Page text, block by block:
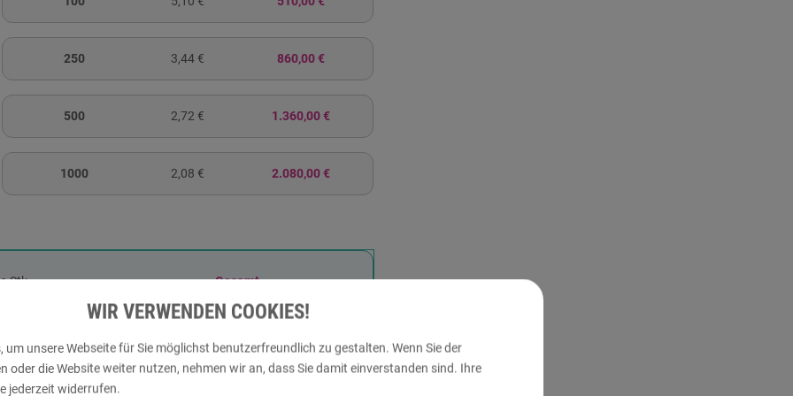
250 3,44 € 860,00 €
500 2,72 € 1.360,00 €
1000 2,08 € 2.080,00 €
Stk. Gesamt
26,00 €
WIR VERWENDEN COOKIES!
um unsere Webseite für Sie möglichst benutzerfreundlich zu gestalten. Wenn Sie der
oder die Website weiter nutzen, nehmen wir an, dass Sie damit einverstanden sind. Ihre
jederzeit widerrufen.